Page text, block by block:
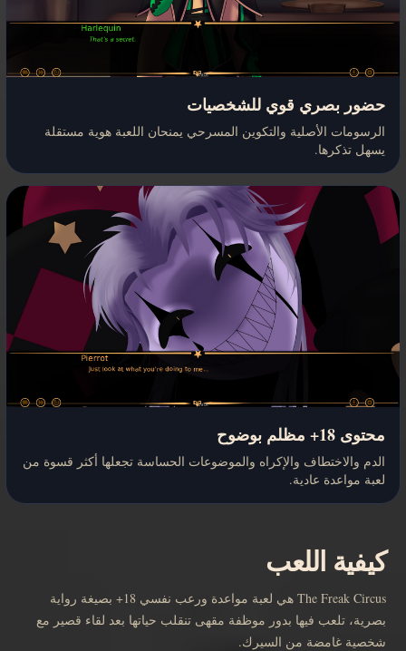
حضور بصري قوي للشخصيات
الرسومات الأصلية والتكوين المسرحي يمنحان اللعبة هوية مستقلة
يسهل تذكرها.
محتوى 18+ مظلم بوضوح
الدم والاختطاف والإكراه والموضوعات الحساسة تجعلها أكثر قسوة من
لعبة مواعدة عادية.
كيفية اللعب
The Freak Circus هي لعبة مواعدة ورعب نفسي 18+ بصيغة رواية
بصرية، تلعب فيها بدور موظفة مقهى تنقلب حياتها بعد لقاء قصير مع
شخصية غامضة من السيرك.